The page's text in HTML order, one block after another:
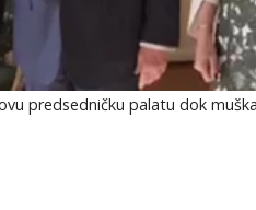
predsedničku palatu dok